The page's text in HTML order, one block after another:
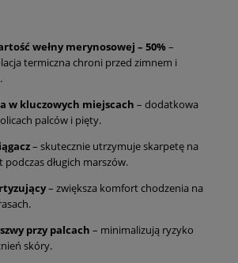
wełny merynosowej – 50%–
termiczna chroni przed zimnem i
w kluczowych miejscach – dodatkowa
palców i pięty.
– skutecznie utrzymuje skarpetę na
podczas długich marszów.
– zwiększa komfort chodzenia na
przy palcach – minimalizują ryzyko
skóry.